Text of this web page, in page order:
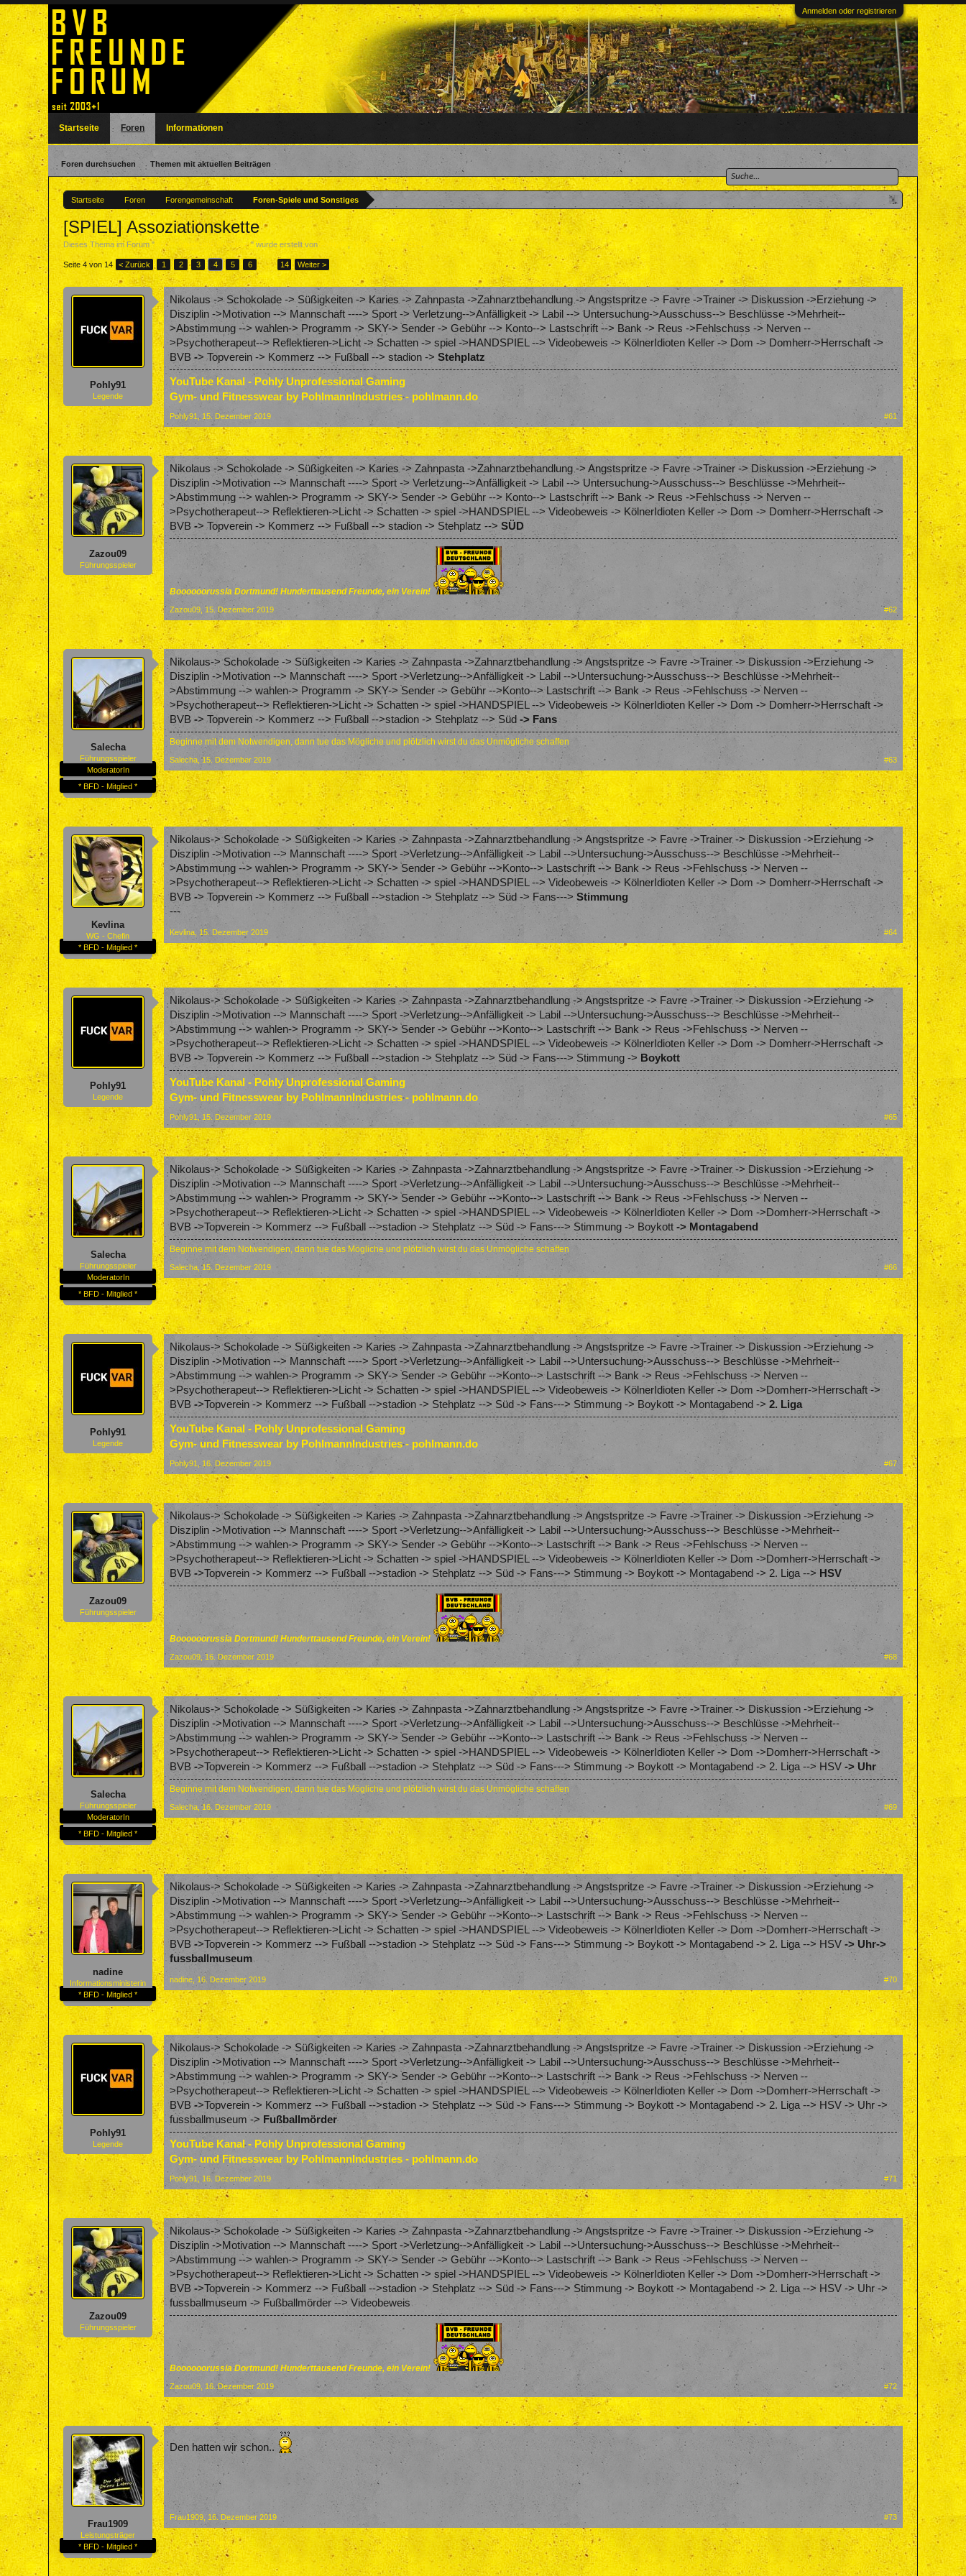
Anmelden oder registrieren
Startseite Foren Forengemeinschaft Foren-Spiele und Sonstiges
[SPIEL] Assoziationskette
Dieses Thema im Forum "Foren-Spiele und Sonstiges" wurde erstellt von Pohly91 13. Dezember 2019
Seite 4 von 14 < Zurück 1 2 3 4 5 6 → 14 Weiter >
Pohly91
Legende
Nikolaus -> Schokolade -> Süßigkeiten -> Karies -> Zahnpasta ->Zahnarztbehandlung -> Angstspritze -> Favre ->Trainer -> Diskussion ->Erziehung ->
Disziplin ->Motivation --> Mannschaft ----> Sport -> Verletzung-->Anfälligkeit -> Labil --> Untersuchung->Ausschuss--> Beschlüsse ->Mehrheit--
>Abstimmung --> wahlen-> Programm -> SKY-> Sender -> Gebühr --> Konto--> Lastschrift --> Bank -> Reus ->Fehlschuss -> Nerven --
>Psychotherapeut--> Reflektieren->Licht -> Schatten -> spiel ->HANDSPIEL --> Videobeweis -> KölnerIdioten Keller -> Dom -> Domherr->Herrschaft ->
BVB-> Topverein -> Kommerz --> Fußball --> stadion -> Stehplatz
YouTube Kanal - Pohly Unprofessional Gaming
Gym- und Fitnesswear by PohlmannIndustries - pohlmann.do
Pohly91 , 15. Dezember 2019 #61
Zazou09
Führungsspieler
Nikolaus -> Schokolade -> Süßigkeiten -> Karies -> Zahnpasta ->Zahnarztbehandlung -> Angstspritze -> Favre ->Trainer -> Diskussion ->Erziehung ->
Disziplin ->Motivation --> Mannschaft ----> Sport -> Verletzung-->Anfälligkeit -> Labil --> Untersuchung->Ausschuss--> Beschlüsse ->Mehrheit--
>Abstimmung --> wahlen-> Programm -> SKY-> Sender -> Gebühr --> Konto--> Lastschrift --> Bank -> Reus ->Fehlschuss -> Nerven --
>Psychotherapeut--> Reflektieren->Licht -> Schatten -> spiel ->HANDSPIEL --> Videobeweis -> KölnerIdioten Keller -> Dom -> Domherr->Herrschaft ->
BVB-> Topverein -> Kommerz --> Fußball --> stadion -> Stehplatz -->SÜD
Boooooorussia Dortmund! Hunderttausend Freunde, ein Verein!
Zazou09 15. Dezember 2019 #62
Salecha
Führungsspieler
ModeratorIn
* BFD - Mitglied *
Nikolaus-> Schokolade -> Süßigkeiten -> Karies -> Zahnpasta ->Zahnarztbehandlung -> Angstspritze -> Favre ->Trainer -> Diskussion ->Erziehung ->
Disziplin ->Motivation --> Mannschaft ----> Sport ->Verletzung-->Anfälligkeit -> Labil -->Untersuchung->Ausschuss--> Beschlüsse ->Mehrheit--
>Abstimmung --> wahlen-> Programm -> SKY-> Sender -> Gebühr -->Konto--> Lastschrift --> Bank -> Reus ->Fehlschuss -> Nerven --
>Psychotherapeut--> Reflektieren->Licht -> Schatten -> spiel ->HANDSPIEL --> Videobeweis -> KölnerIdioten Keller -> Dom -> Domherr->Herrschaft ->
BVB-> Topverein -> Kommerz --> Fußball -->stadion -> Stehplatz --> Süd -> Fans
Beginne mit dem Notwendigen, dann tue das Mögliche und plötzlich wirst du das Unmögliche schaffen
Salecha 15. Dezember 2019 #63
Kevlina
WG - Chefin
* BFD - Mitglied *
Nikolaus-> Schokolade -> Süßigkeiten -> Karies -> Zahnpasta ->Zahnarztbehandlung -> Angstspritze -> Favre ->Trainer -> Diskussion ->Erziehung ->
Disziplin ->Motivation --> Mannschaft ----> Sport ->Verletzung-->Anfälligkeit -> Labil -->Untersuchung->Ausschuss--> Beschlüsse ->Mehrheit--
>Abstimmung --> wahlen-> Programm -> SKY-> Sender -> Gebühr -->Konto--> Lastschrift --> Bank -> Reus ->Fehlschuss -> Nerven --
>Psychotherapeut--> Reflektieren->Licht -> Schatten -> spiel ->HANDSPIEL --> Videobeweis -> KölnerIdioten Keller -> Dom -> Domherr->Herrschaft ->
BVB-> Topverein -> Kommerz --> Fußball -->stadion -> Stehplatz --> Süd -> Fans--->Stimmung
---
Kevlina 15. Dezember 2019 #64
Pohly91
Legende
Nikolaus-> Schokolade -> Süßigkeiten -> Karies -> Zahnpasta ->Zahnarztbehandlung -> Angstspritze -> Favre ->Trainer -> Diskussion ->Erziehung ->
Disziplin ->Motivation --> Mannschaft ----> Sport ->Verletzung-->Anfälligkeit -> Labil -->Untersuchung->Ausschuss--> Beschlüsse ->Mehrheit--
>Abstimmung --> wahlen-> Programm -> SKY-> Sender -> Gebühr -->Konto--> Lastschrift --> Bank -> Reus ->Fehlschuss -> Nerven --
>Psychotherapeut--> Reflektieren->Licht -> Schatten -> spiel ->HANDSPIEL --> Videobeweis -> KölnerIdioten Keller -> Dom -> Domherr->Herrschaft ->
BVB-> Topverein -> Kommerz --> Fußball -->stadion -> Stehplatz --> Süd -> Fans---> Stimmung -> Boykott
YouTube Kanal - Pohly Unprofessional Gaming
Gym- und Fitnesswear by PohlmannIndustries - pohlmann.do
Pohly91 , 15. Dezember 2019 #65
Salecha
Führungsspieler
ModeratorIn
* BFD - Mitglied *
Nikolaus-> Schokolade -> Süßigkeiten -> Karies -> Zahnpasta ->Zahnarztbehandlung -> Angstspritze -> Favre ->Trainer -> Diskussion ->Erziehung ->
Disziplin ->Motivation --> Mannschaft ----> Sport ->Verletzung-->Anfälligkeit -> Labil -->Untersuchung->Ausschuss--> Beschlüsse ->Mehrheit--
>Abstimmung --> wahlen-> Programm -> SKY-> Sender -> Gebühr -->Konto--> Lastschrift --> Bank -> Reus ->Fehlschuss -> Nerven --
>Psychotherapeut--> Reflektieren->Licht -> Schatten -> spiel ->HANDSPIEL --> Videobeweis -> KölnerIdioten Keller -> Dom ->Domherr->Herrschaft ->
BVB->Topverein -> Kommerz --> Fußball -->stadion -> Stehplatz --> Süd -> Fans---> Stimmung -> Boykott -> Montagabend
Beginne mit dem Notwendigen, dann tue das Mögliche und plötzlich wirst du das Unmögliche schaffen
Salecha 15. Dezember 2019 #66
Pohly91
Legende
Nikolaus-> Schokolade -> Süßigkeiten -> Karies -> Zahnpasta ->Zahnarztbehandlung -> Angstspritze -> Favre ->Trainer -> Diskussion ->Erziehung ->
Disziplin ->Motivation --> Mannschaft ----> Sport ->Verletzung-->Anfälligkeit -> Labil -->Untersuchung->Ausschuss--> Beschlüsse ->Mehrheit--
>Abstimmung --> wahlen-> Programm -> SKY-> Sender -> Gebühr -->Konto--> Lastschrift --> Bank -> Reus ->Fehlschuss -> Nerven --
>Psychotherapeut--> Reflektieren->Licht -> Schatten -> spiel ->HANDSPIEL --> Videobeweis -> KölnerIdioten Keller -> Dom ->Domherr->Herrschaft ->
BVB->Topverein -> Kommerz --> Fußball -->stadion -> Stehplatz --> Süd -> Fans---> Stimmung -> Boykott -> Montagabend ->2. Liga
YouTube Kanal - Pohly Unprofessional Gaming
Gym- und Fitnesswear by PohlmannIndustries - pohlmann.do
Pohly91 , 16. Dezember 2019 #67
Zazou09
Führungsspieler
Nikolaus-> Schokolade -> Süßigkeiten -> Karies -> Zahnpasta ->Zahnarztbehandlung -> Angstspritze -> Favre ->Trainer -> Diskussion ->Erziehung ->
Disziplin ->Motivation --> Mannschaft ----> Sport ->Verletzung-->Anfälligkeit -> Labil -->Untersuchung->Ausschuss--> Beschlüsse ->Mehrheit--
>Abstimmung --> wahlen-> Programm -> SKY-> Sender -> Gebühr -->Konto--> Lastschrift --> Bank -> Reus ->Fehlschuss -> Nerven --
>Psychotherapeut--> Reflektieren->Licht -> Schatten -> spiel ->HANDSPIEL --> Videobeweis -> KölnerIdioten Keller -> Dom ->Domherr->Herrschaft ->
BVB->Topverein -> Kommerz --> Fußball -->stadion -> Stehplatz --> Süd -> Fans---> Stimmung -> Boykott -> Montagabend -> 2. Liga --> HSV
Boooooorussia Dortmund! Hunderttausend Freunde, ein Verein!
Zazou09 16. Dezember 2019 #68
Salecha
Führungsspieler
ModeratorIn
* BFD - Mitglied *
Nikolaus-> Schokolade -> Süßigkeiten -> Karies -> Zahnpasta ->Zahnarztbehandlung -> Angstspritze -> Favre ->Trainer -> Diskussion ->Erziehung ->
Disziplin ->Motivation --> Mannschaft ----> Sport ->Verletzung-->Anfälligkeit -> Labil -->Untersuchung->Ausschuss--> Beschlüsse ->Mehrheit--
>Abstimmung --> wahlen-> Programm -> SKY-> Sender -> Gebühr -->Konto--> Lastschrift --> Bank -> Reus ->Fehlschuss -> Nerven --
>Psychotherapeut--> Reflektieren->Licht -> Schatten -> spiel ->HANDSPIEL --> Videobeweis -> KölnerIdioten Keller -> Dom ->Domherr->Herrschaft ->
BVB->Topverein -> Kommerz --> Fußball -->stadion -> Stehplatz --> Süd -> Fans---> Stimmung -> Boykott -> Montagabend -> 2. Liga --> HSV-> Uhr
Beginne mit dem Notwendigen, dann tue das Mögliche und plötzlich wirst du das Unmögliche schaffen
Salecha 16. Dezember 2019 #69
nadine
Informationsministerin
* BFD - Mitglied *
Nikolaus-> Schokolade -> Süßigkeiten -> Karies -> Zahnpasta ->Zahnarztbehandlung -> Angstspritze -> Favre ->Trainer -> Diskussion ->Erziehung ->
Disziplin ->Motivation --> Mannschaft ----> Sport ->Verletzung-->Anfälligkeit -> Labil -->Untersuchung->Ausschuss--> Beschlüsse ->Mehrheit--
>Abstimmung --> wahlen-> Programm -> SKY-> Sender -> Gebühr -->Konto--> Lastschrift --> Bank -> Reus ->Fehlschuss -> Nerven --
>Psychotherapeut--> Reflektieren->Licht -> Schatten -> spiel ->HANDSPIEL --> Videobeweis -> KölnerIdioten Keller -> Dom ->Domherr->Herrschaft ->
BVB->Topverein -> Kommerz --> Fußball -->stadion -> Stehplatz --> Süd -> Fans---> Stimmung -> Boykott -> Montagabend -> 2. Liga --> HSV-> Uhr->
fussballmuseum
nadine 16. Dezember 2019 #70
Pohly91
Legende
Nikolaus-> Schokolade -> Süßigkeiten -> Karies -> Zahnpasta ->Zahnarztbehandlung -> Angstspritze -> Favre ->Trainer -> Diskussion ->Erziehung ->
Disziplin ->Motivation --> Mannschaft ----> Sport ->Verletzung-->Anfälligkeit -> Labil -->Untersuchung->Ausschuss--> Beschlüsse ->Mehrheit--
>Abstimmung --> wahlen-> Programm -> SKY-> Sender -> Gebühr -->Konto--> Lastschrift --> Bank -> Reus ->Fehlschuss -> Nerven --
>Psychotherapeut--> Reflektieren->Licht -> Schatten -> spiel ->HANDSPIEL --> Videobeweis -> KölnerIdioten Keller -> Dom ->Domherr->Herrschaft ->
BVB->Topverein -> Kommerz --> Fußball -->stadion -> Stehplatz --> Süd -> Fans---> Stimmung -> Boykott -> Montagabend -> 2. Liga --> HSV -> Uhr ->
fussballmuseum -> Fußballmörder
YouTube Kanal - Pohly Unprofessional Gaming
Gym- und Fitnesswear by PohlmannIndustries - pohlmann.do
Pohly91 16. Dezember 2019 #71
Zazou09
Führungsspieler
Nikolaus-> Schokolade -> Süßigkeiten -> Karies -> Zahnpasta ->Zahnarztbehandlung -> Angstspritze -> Favre ->Trainer -> Diskussion ->Erziehung ->
Disziplin ->Motivation --> Mannschaft ----> Sport ->Verletzung-->Anfälligkeit -> Labil -->Untersuchung->Ausschuss--> Beschlüsse ->Mehrheit--
>Abstimmung --> wahlen-> Programm -> SKY-> Sender -> Gebühr -->Konto--> Lastschrift --> Bank -> Reus ->Fehlschuss -> Nerven --
>Psychotherapeut--> Reflektieren->Licht -> Schatten -> spiel ->HANDSPIEL --> Videobeweis -> KölnerIdioten Keller -> Dom ->Domherr->Herrschaft ->
BVB->Topverein -> Kommerz --> Fußball -->stadion -> Stehplatz --> Süd -> Fans---> Stimmung -> Boykott -> Montagabend -> 2. Liga --> HSV -> Uhr ->
fussballmuseum -> Fußballmörder --> Videobeweis
Boooooorussia Dortmund! Hunderttausend Freunde, ein Verein!
Zazou09 16. Dezember 2019 #72
Frau1909
Leistungsträger
* BFD - Mitglied *
Den hatten wir schon..
Frau1909 16. Dezember 2019 #73
Startseite Foren
Foren durchsuchen Themen mit aktuellen Beiträgen
Informationen